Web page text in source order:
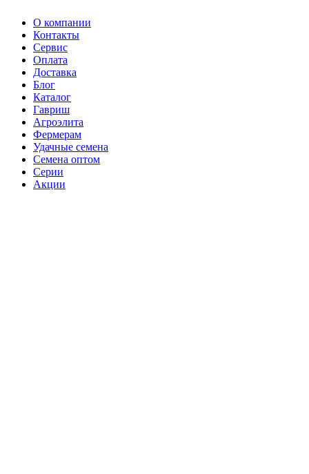
О компании
Контакты
Сервис
Оплата
Доставка
Блог
Каталог
Гавриш
Агроэлита
Фермерам
Удачные семена
Семена оптом
Серии
Акции